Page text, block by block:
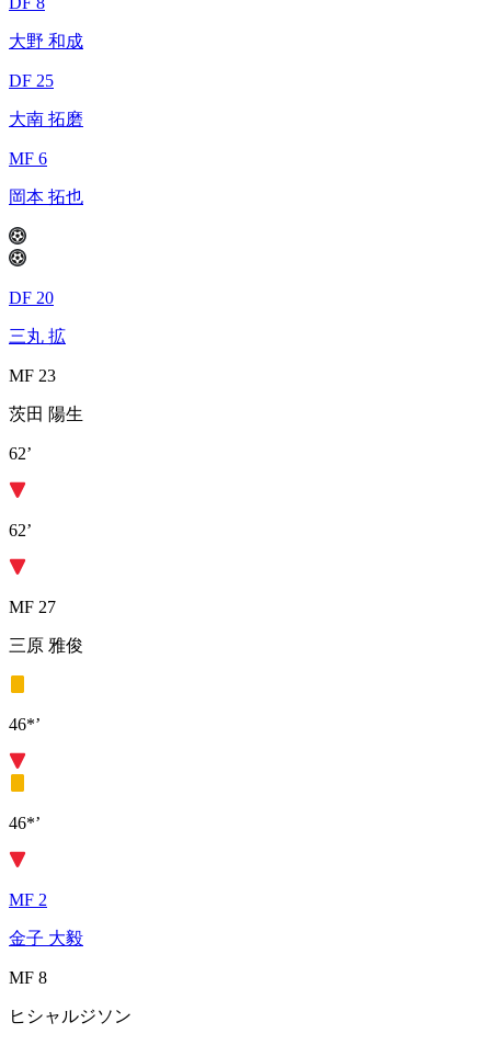
大野 和成
DF 25
大南 拓磨
MF 6
岡本 拓也
DF 20
三丸 拡
MF 23
茨田 陽生
62’
62’
MF 27
三原 雅俊
46*’
46*’
MF 2
金子 大毅
MF 8
ヒシャルジソン